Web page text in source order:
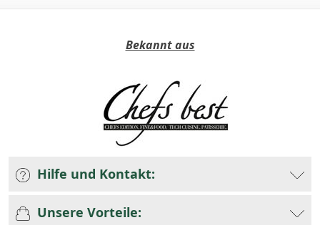
Bekannt aus
Hilfe und Kontakt:
Unsere Vorteile: